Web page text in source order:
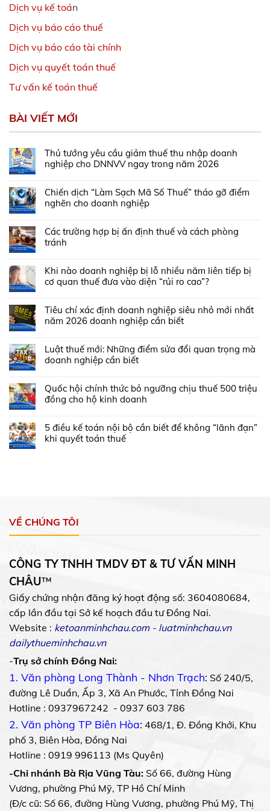
Dịch vụ kế toán
Dịch vụ báo cáo thuế
Dịch vụ báo cáo tài chính
Dịch vụ quyết toán thuế
Tư vấn kế toán thuế
BÀI VIẾT MỚI
Thủ tướng yêu cầu giảm thuế thu nhập doanh
nghiệp cho DNNVV ngay trong năm 2026
Chiến dịch “Làm Sạch Mã Số Thuế” tháo gỡ điểm
nghẽn cho doanh nghiệp
Các trường hợp bị ấn định thuế và cách phòng
tránh
Khi nào doanh nghiệp bị lỗ nhiều năm liên tiếp bị
cơ quan thuế đưa vào diện “rủi ro cao”?
Tiêu chí xác định doanh nghiệp siêu nhỏ mới nhất
năm 2026 doanh nghiệp cần biết
Luật thuế mới: Những điểm sửa đổi quan trọng mà
doanh nghiệp cần biết
Quốc hội chính thức bỏ ngưỡng chịu thuế 500 triệu
đồng cho hộ kinh doanh
5 điều kế toán nội bộ cần biết để không “lãnh đạn”
khi quyết toán thuế
VỀ CHÚNG TÔI
CÔNG TY TNHH TMDV ĐT & TƯ VẤN MINH
CHÂU™
Giấy chứng nhận đăng ký hoạt động số: 3604080684,
cấp lần đầu tại Sở kế hoạch đầu tư Đồng Nai.
Website : ketoanminhchau.com- luatminhchau.vn
dailythueminhchau.vn
-Trụ sở chính Đồng Nai:
1. Văn phòng Long Thành - Nhơn Trạch: Số 240/5,
đường Lê Duẩn, Ấp 3, Xã An Phước, Tỉnh Đồng Nai
Hotline : 0937967242 - 0937 603 786
2. Văn phòng TP Biên Hòa: 468/1, Đ. Đồng Khởi, Khu
phố 3, Biên Hòa, Đồng Nai
Hotline : 0919 996113 (Ms Quyên)
-Chi nhánh Bà Rịa Vũng Tàu: Số 66, đường Hùng
Vương, phường Phú Mỹ, TP Hồ Chí Minh
(Đ/c cũ: Số 66, đường Hùng Vương, phường Phú Mỹ, Thị